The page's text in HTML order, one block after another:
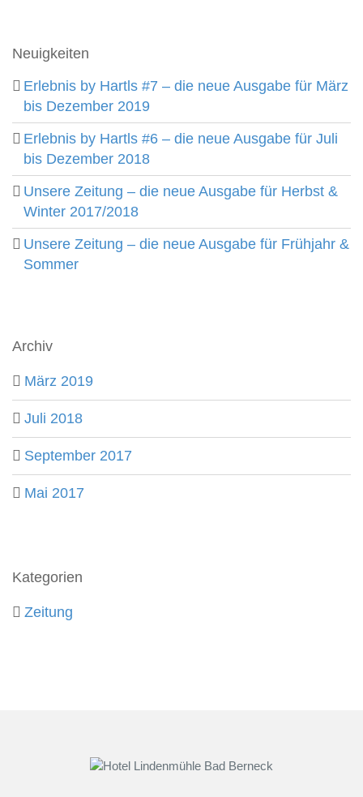
Neuigkeiten
Erlebnis by Hartls #7 – die neue Ausgabe für März
bis Dezember 2019
Erlebnis by Hartls #6 – die neue Ausgabe für Juli
bis Dezember 2018
Unsere Zeitung – die neue Ausgabe für Herbst &
Winter 2017/2018
Unsere Zeitung – die neue Ausgabe für Frühjahr &
Sommer
Archiv
März 2019
Juli 2018
September 2017
Mai 2017
Kategorien
Zeitung